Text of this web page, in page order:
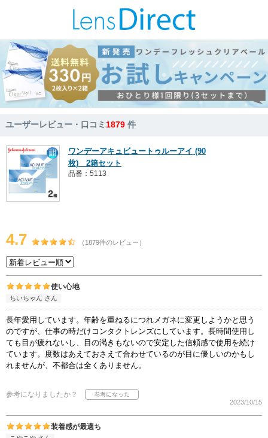
ユーザーレビュー・口コミ1879 件
ワンデーアキュビュートゥルーアイ (90
枚) 2箱セット
品番：5113
4.7 （1879件のレビュー）
使い心地
ちいちゃん さん
長年愛用しています。年齢を重ねるにつれメガネに変更しようかと思う
のですが、仕事の時だけコンタクトレンズにしています。長時間使用し
ても目が疲れないし、目の渇きもないので安定した信頼感で使用を続け
ています。度数はあえておさえて合わせているのが目に優しいのかもし
れませんが、不都合は全くありません。
参考になりましたか？
2023/10/15
装着感が最適ち